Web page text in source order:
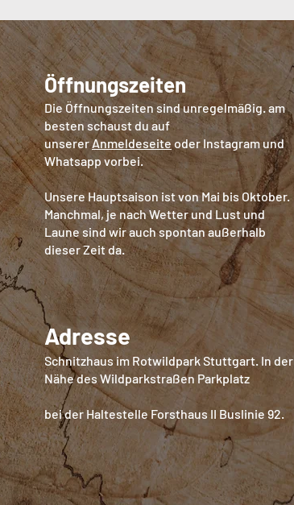
Öffnungszeiten
Die Öffnungszeiten sind unregelmäßig. am
besten schaust du auf
unsererAnmeldeseiteoder Instagram und
Whatsapp vorbei.
Unsere Hauptsaison ist von Mai bis Oktober.
Manchmal, je nach Wetter und Lust und
Laune sind wir auch spontan außerhalb
dieser Zeit da.
Adresse
Schnitzhaus im Rotwildpark Stuttgart. In der
Nähe des Wildparkstraßen Parkplatz
bei der Haltestelle Forsthaus II Buslinie 92.